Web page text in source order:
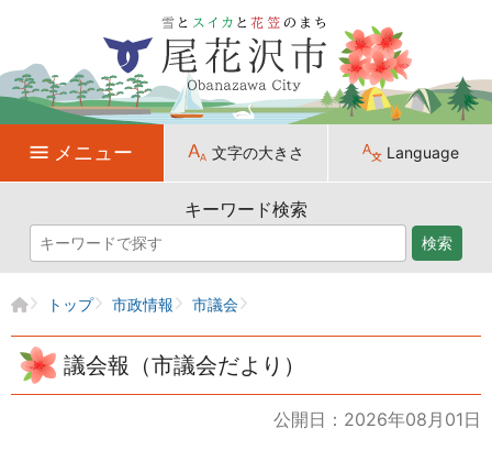
メニュー 文字の大きさ Language
キーワード検索
検索
トップ 市政情報 市議会
議会報（市議会だより）
公開日：2026年08月01日